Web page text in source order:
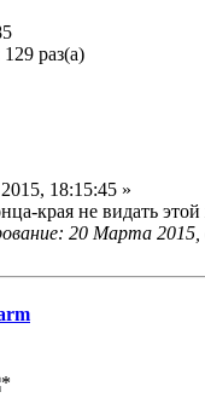
раз(а)
18:15:45 »
края не видать
20 Марта